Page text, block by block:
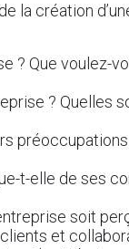
la création
? Que voulez-
? Quelles
t-elle de ses
soit
et